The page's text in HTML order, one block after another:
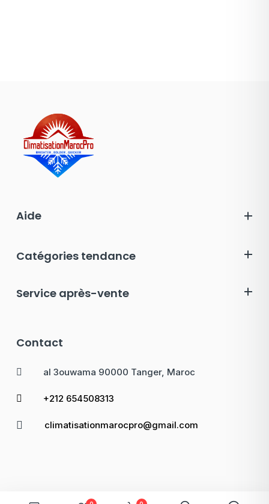
Aide
Catégories tendance
Service après-vente
Contact
al 3ouwama 90000 Tanger, Maroc
+212 654508313
climatisationmarocpro@gmail.com